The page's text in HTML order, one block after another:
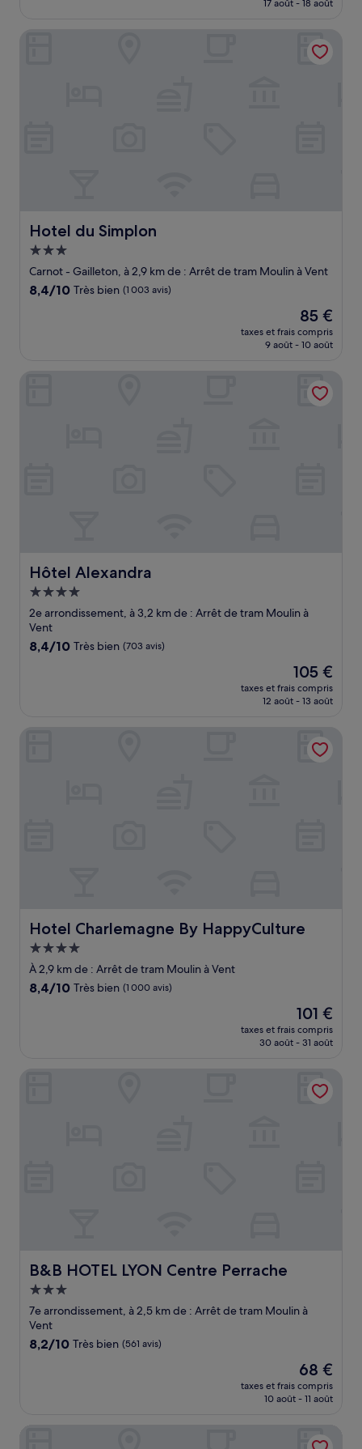
de
59 €
17 août - 18 août
Hotel du Simplon
Hotel du Simplon
Hébergement
3.0 étoiles
Carnot - Gailleton, à 2,9 km de : Arrêt de tram Moulin à Vent
8.4
8,4/10 Très bien (1 003 avis)
Le
nouveau
prix
de
85 €
85 €
taxes et frais compris
9 août - 10 août
Hôtel Alexandra
Hôtel Alexandra
Hébergement
4.0 étoiles
2e arrondissement, à 3,2 km de : Arrêt de tram Moulin à
Vent
8.4
8,4/10 Très bien (703 avis)
Le
nouveau
prix
de
105 €
105 €
taxes et frais compris
12 août - 13 août
Hotel Charlemagne By HappyCulture
Hotel Charlemagne By HappyCulture
Hébergement
4.0 étoiles
À 2,9 km de : Arrêt de tram Moulin à Vent
8.4
8,4/10 Très bien (1 000 avis)
Le
nouveau
prix
de
101 €
101 €
taxes et frais compris
30 août - 31 août
B&B HOTEL LYON Centre Perrache
B&B HOTEL LYON Centre Perrache
Hébergement
3.0 étoiles
7e arrondissement, à 2,5 km de : Arrêt de tram Moulin à
Vent
8.2
8,2/10 Très bien (561 avis)
Le
nouveau
prix
de
68 €
68 €
taxes et frais compris
10 août - 11 août